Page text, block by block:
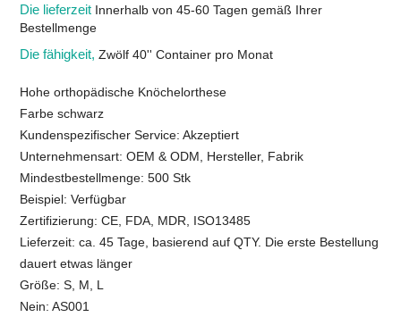
Die lieferzeit Innerhalb von 45-60 Tagen gemäß Ihrer
Bestellmenge
Die fähigkeit,Zwölf 40'' Container pro Monat
Hohe orthopädische Knöchelorthese
Farbe schwarz
Kundenspezifischer Service: Akzeptiert
Unternehmensart: OEM & ODM, Hersteller, Fabrik
Mindestbestellmenge: 500 Stk
Beispiel: Verfügbar
Zertifizierung: CE, FDA, MDR, ISO13485
Lieferzeit: ca. 45 Tage, basierend auf QTY. Die erste Bestellung
dauert etwas länger
Größe: S, M, L
Nein: AS001